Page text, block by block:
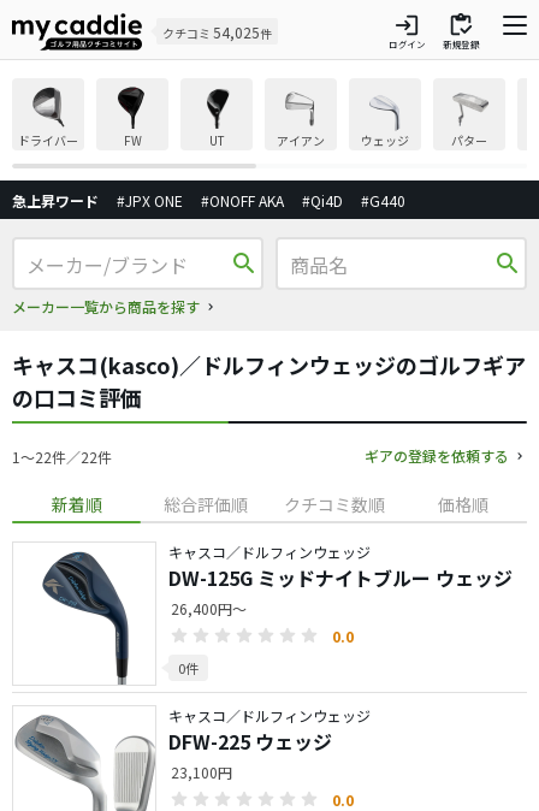
クチコミ 54,025件 login
ログイン
inventory
新規登録
ドライバー FW UT アイアン ウェッジ パター
急上昇ワード #JPX ONE #ONOFF AKA #Qi4D #G440
search
メーカー一覧から商品を探す
search
キャスコ(kasco)／ドルフィンウェッジのゴルフギア
の口コミ評価
1〜22件／22件 ギアの登録を依頼する
新着順 総合評価順 クチコミ数順 価格順
キャスコ／ドルフィンウェッジ
DW-125G ミッドナイトブルー ウェッジ
26,400円～
0.0
0件
キャスコ／ドルフィンウェッジ
DFW-225 ウェッジ
23,100円
0.0